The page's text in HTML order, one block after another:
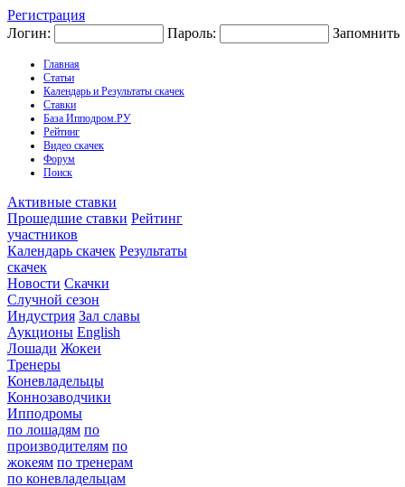
Регистрация
Логин:
Пароль: Запомнить
Главная
Статьи
Календарь и Результаты скачек
Ставки
База Ипподром.РУ
Рейтинг
Видео скачек
Форум
Поиск
Активные ставки
Прошедшие ставки Рейтинг
участников
Календарь скачек Результаты
скачек
Новости Скачки
Случной сезон
Индустрия Зал славы
Аукционы English
Лошади Жокеи
Тренеры
Коневладельцы
Коннозаводчики
Ипподромы
по лошадям по
производителям по
жокеям по тренерам
по коневладельцам